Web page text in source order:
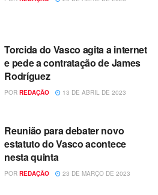
Torcida do Vasco agita a internet
e pede a contratação de James
Rodríguez
POR REDAÇÃO 13 DE ABRIL DE 2023
Reunião para debater novo
estatuto do Vasco acontece
nesta quinta
POR REDAÇÃO 23 DE MARÇO DE 2023